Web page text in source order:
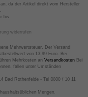
da der Artikel direkt vom Hersteller
bis.
widerrufen
Mehrwertsteuer. Der Versand
von 13,99 Euro. Bei
Mehrkosten an VersandkostenBei
fallen unter Umständen
Bad Rothenfelde - Tel 0800 / 10 11
Mengen.